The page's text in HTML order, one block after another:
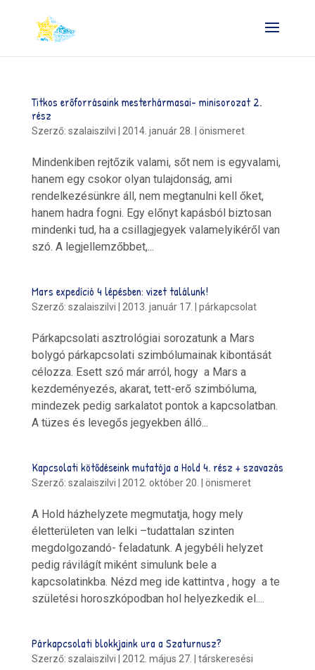
Titkos erőforrásaink mesterhármasai- minisorozat 2.
rész
Szerző: szalaiszilvi 2014. január 28. önismeret
Mindenkiben rejtőzik valami, sőt nem is egyvalami,
hanem egy csokor olyan tulajdonság, ami
rendelkezésünkre áll, nem megtanulni kell őket,
hanem hadra fogni. Egy előnyt kapásból biztosan
mindenki tud, ha a csillagjegyek valamelyikéről van
szó. A legjellemzőbbet,...
Mars expedíció 4 lépésben: vizet találunk!
Szerző: szalaiszilvi 2013. január 17. párkapcsolat
Párkapcsolati asztrológiai sorozatunk a Mars
bolygó párkapcsolati szimbólumainak kibontását
célozza. Esett szó már arról, hogy a Mars a
kezdeményezés, akarat, tett-erő szimbóluma,
mindezek pedig sarkalatot pontok a kapcsolatban.
A tüzes és levegős jegyekben álló...
Kapcsolati kötődéseink mutatója a Hold 4. rész + szavazás
Szerző: szalaiszilvi 2012. október 20. önismeret
A Hold házhelyzete megmutatja, hogy mely
életterületen van lelki –tudattalan szinten
megdolgozandó- feladatunk. A jegybéli helyzet
pedig rávilágít miként simulunk bele a
kapcsolatinkba. Nézd meg ide kattintva , hogy a te
születési horoszkópodban hol helyezkedik el....
Párkapcsolati blokkjaink ura a Szaturnusz?
Szerző: szalaiszilvi 2012. május 27.
társkeresési